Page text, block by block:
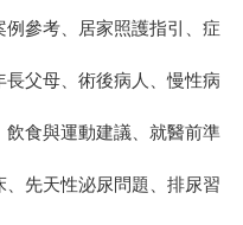
參考、居家照護指引、症
父母、術後病人、慢性病
食與運動建議、就醫前準
先天性泌尿問題、排尿習